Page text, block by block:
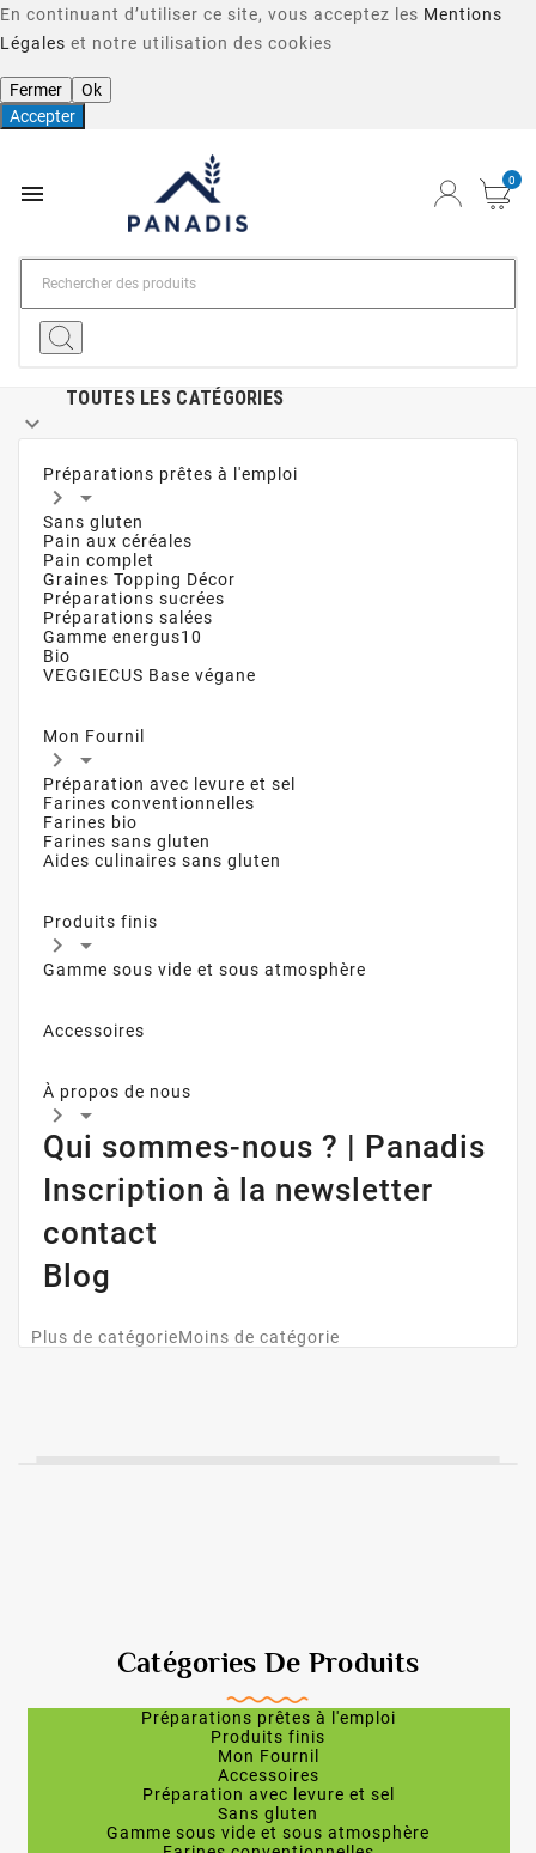
En continuant d’utiliser ce site, vous acceptez les Mentions
Légales et notre utilisation des cookies
Fermer
Ok
Accepter
 0
TOUTES LES CATÉGORIES

Préparations prêtes à l'emploi
 
Sans gluten
Pain aux céréales
Pain complet
Graines Topping Décor
Préparations sucrées
Préparations salées
Gamme energus10
Bio
VEGGIECUS Base végane
Mon Fournil
 
Préparation avec levure et sel
Farines conventionnelles
Farines bio
Farines sans gluten
Aides culinaires sans gluten
Produits finis
 
Gamme sous vide et sous atmosphère
Accessoires
À propos de nous
 
Qui sommes-nous ? | Panadis
Inscription à la newsletter
contact
Blog
Plus de catégorieMoins de catégorie
Catégories De Produits
Préparations prêtes à l'emploi
Produits finis
Mon Fournil
Accessoires
Préparation avec levure et sel
Sans gluten
Gamme sous vide et sous atmosphère